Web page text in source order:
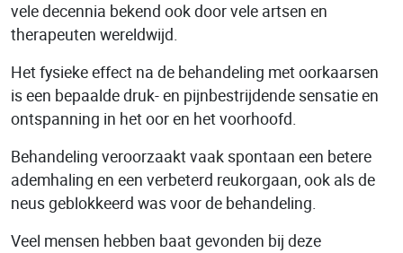
vele decennia bekend ook door vele artsen en
therapeuten wereldwijd.
Het fysieke effect na de behandeling met oorkaarsen
is een bepaalde druk- en pijnbestrijdende sensatie en
ontspanning in het oor en het voorhoofd.
Behandeling veroorzaakt vaak spontaan een betere
ademhaling en een verbeterd reukorgaan, ook als de
neus geblokkeerd was voor de behandeling.
Veel mensen hebben baat gevonden bij deze